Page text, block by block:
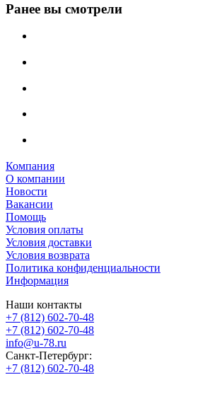
Ранее вы смотрели
Компания
О компании
Новости
Вакансии
Помощь
Условия оплаты
Условия доставки
Условия возврата
Политика конфиденциальности
Информация
Наши контакты
+7 (812) 602-70-48
+7 (812) 602-70-48
info@u-78.ru
Санкт-Петербург:
+7 (812) 602-70-48